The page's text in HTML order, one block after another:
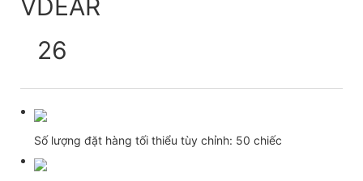
Số lượng đặt hàng tối thiểu tùy chỉnh: 50 chiếc